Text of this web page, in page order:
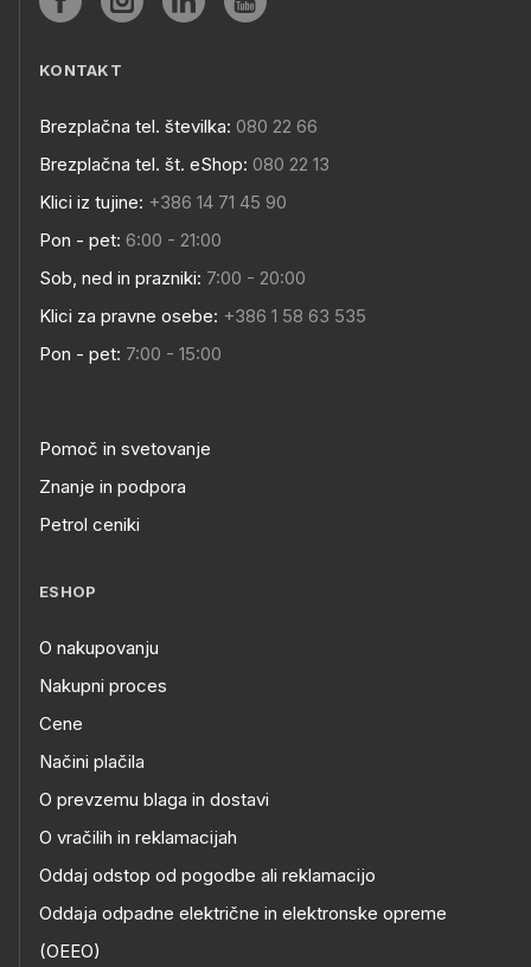
KONTAKT
Brezplačna tel. številka: 080 22 66
Brezplačna tel. št. eShop: 080 22 13
Klici iz tujine: +386 14 71 45 90
Pon - pet: 6:00 - 21:00
Sob, ned in prazniki: 7:00 - 20:00
Klici za pravne osebe: +386 1 58 63 535
Pon - pet: 7:00 - 15:00
Pomoč in svetovanje
Znanje in podpora
Petrol ceniki
ESHOP
O nakupovanju
Nakupni proces
Cene
Načini plačila
O prevzemu blaga in dostavi
O vračilih in reklamacijah
Oddaj odstop od pogodbe ali reklamacijo
Oddaja odpadne električne in elektronske opreme
(OEEO)